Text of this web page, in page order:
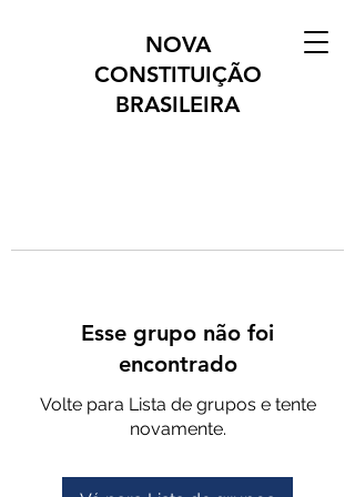
NOVA
CONSTITUIÇÃO
BRASILEIRA
Esse grupo não foi
encontrado
Volte para Lista de grupos e tente
novamente.